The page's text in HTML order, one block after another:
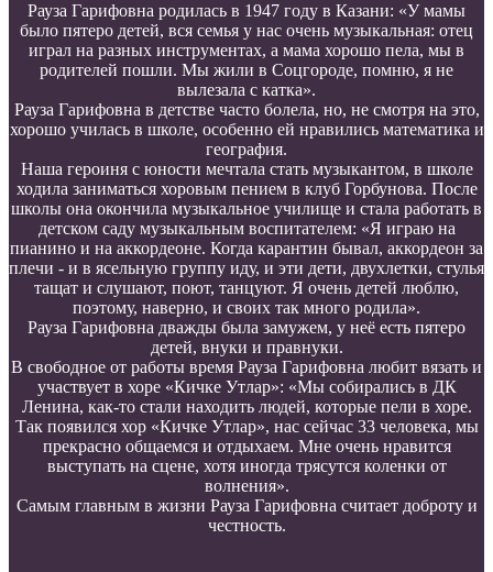
Рауза Гарифовна родилась в 1947 году в Казани: «У мамы
было пятеро детей, вся семья у нас очень музыкальная: отец
играл на разных инструментах, а мама хорошо пела, мы в
родителей пошли. Мы жили в Соцгороде, помню, я не
вылезала с катка».
Рауза Гарифовна в детстве часто болела, но, не смотря на это,
хорошо училась в школе, особенно ей нравились математика и
география.
Наша героиня с юности мечтала стать музыкантом, в школе
ходила заниматься хоровым пением в клуб Горбунова. После
школы она окончила музыкальное училище и стала работать в
детском саду музыкальным воспитателем: «Я играю на
пианино и на аккордеоне. Когда карантин бывал, аккордеон за
плечи - и в ясельную группу иду, и эти дети, двухлетки, стулья
тащат и слушают, поют, танцуют. Я очень детей люблю,
поэтому, наверно, и своих так много родила».
Рауза Гарифовна дважды была замужем, у неё есть пятеро
детей, внуки и правнуки.
В свободное от работы время Рауза Гарифовна любит вязать и
участвует в хоре «Кичке Утлар»: «Мы собирались в ДК
Ленина, как-то стали находить людей, которые пели в хоре.
Так появился хор «Кичке Утлар», нас сейчас 33 человека, мы
прекрасно общаемся и отдыхаем. Мне очень нравится
выступать на сцене, хотя иногда трясутся коленки от
волнения».
Самым главным в жизни Рауза Гарифовна считает доброту и
честность.